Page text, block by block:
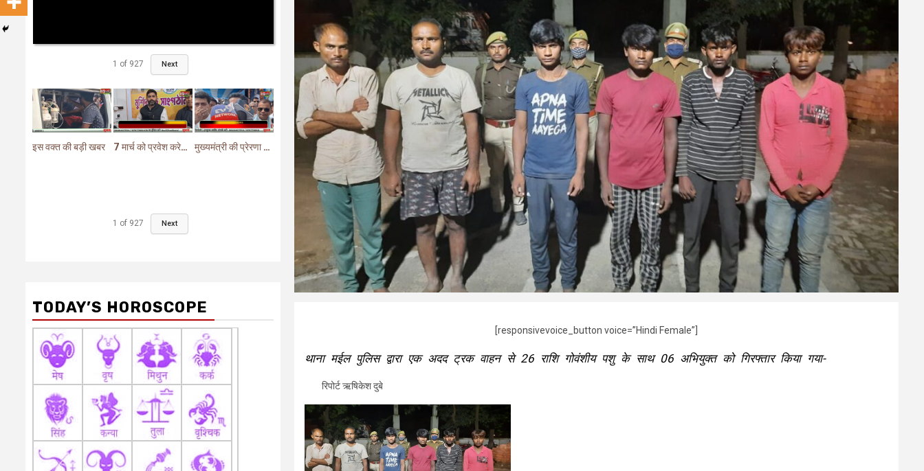
[responsivevoice_button voice=”Hindi Female”]
थाना मईल पुलिस द्वारा एक अदद ट्रक वाहन से 26 राशि गोवंशीय पशु के साथ 06 अभियुक्त को गिरफ्तार किया गया-
रिपोर्ट ऋषिकेश दुबे
1 of 927 Next
इस वक्त की बड़ी खबर 7 मार्च को प्रवेश करेगा मुर्शिदाबाद में बीजेपी का परिवर्तन यात्रा रथ मुख्यमंत्री की प्रेरणा से दो महत्वपूर्ण योजनाओं का हुआ शिलान्यास
1 of 927 Next
TODAY’S HOROSCOPE